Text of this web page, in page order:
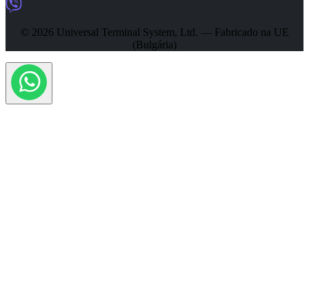
© 2026 Universal Terminal System, Ltd. — Fabricado na UE
(Bulgária)